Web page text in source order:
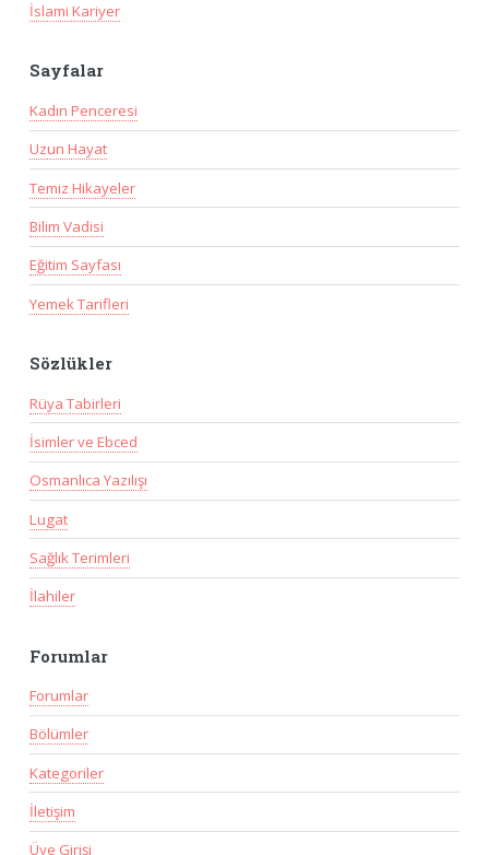
İslami Kariyer
Sayfalar
Kadın Penceresi
Uzun Hayat
Temiz Hikayeler
Bilim Vadisi
Eğitim Sayfası
Yemek Tarifleri
Sözlükler
Rüya Tabirleri
İsimler ve Ebced
Osmanlıca Yazılışı
Lugat
Sağlık Terimleri
İlahiler
Forumlar
Forumlar
Bölümler
Kategoriler
İletişim
Üye Girişi